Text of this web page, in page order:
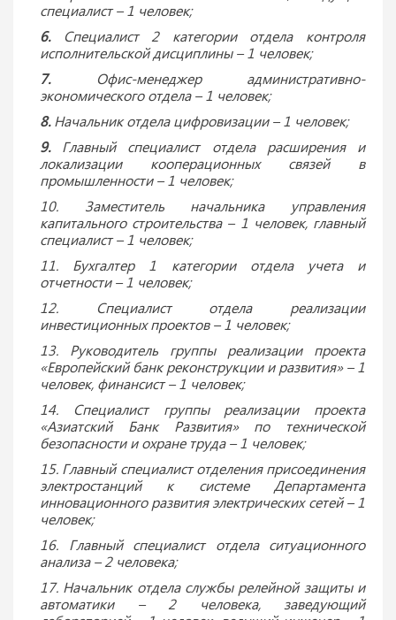
специалист – 1 человек;
6.Специалист 2 категории отдела контроля
исполнительской дисциплины – 1 человек;
7.
Офис-менеджер административно-
экономического отдела – 1 человек;
8.Начальник отдела цифровизации – 1 человек;
9.Главный специалист отдела расширения и
локализации кооперационных связей в
промышленности – 1 человек;
10. Заместитель начальника управления
капитального строительства – 1 человек, главный
специалист – 1 человек;
11. Бухгалтер 1 категории отдела учета и
отчетности – 1 человек;
12. Специалист отдела реализации
инвестиционных проектов – 1 человек;
13. Руководитель группы реализации проекта
«Европейский банк реконструкции и развития» – 1
человек, финансист – 1 человек;
14. Специалист группы реализации проекта
«Азиатский Банк Развития» по технической
безопасности и охране труда – 1 человек;
15. Главный специалист отделения присоединения
электростанций к системе Департамента
инновационного развития электрических сетей – 1
человек;
16. Главный специалист отдела ситуационного
анализа – 2 человека;
17. Начальник отдела службы релейной защиты и
автоматики – 2 человека, заведующий